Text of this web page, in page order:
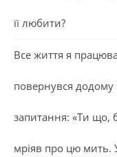
її любити?
Все життя я
повернувся
запитання: «Ти що,
мріяв про цю мить.